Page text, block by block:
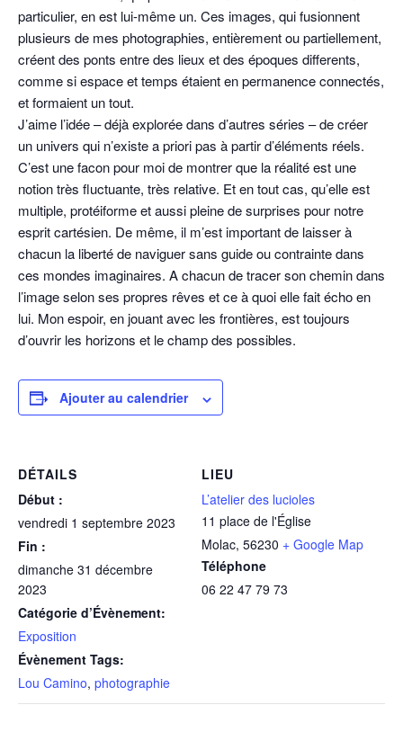
particulier, en est lui-même un. Ces images, qui fusionnent
plusieurs de mes photographies, entièrement ou partiellement,
créent des ponts entre des lieux et des époques differents,
comme si espace et temps étaient en permanence connectés,
et formaient un tout.
J’aime l’idée – déjà explorée dans d’autres séries – de créer
un univers qui n’existe a priori pas à partir d’éléments réels.
C’est une facon pour moi de montrer que la réalité est une
notion très fluctuante, très relative. Et en tout cas, qu’elle est
multiple, protéiforme et aussi pleine de surprises pour notre
esprit cartésien. De même, il m’est important de laisser à
chacun la liberté de naviguer sans guide ou contrainte dans
ces mondes imaginaires. A chacun de tracer son chemin dans
l’image selon ses propres rêves et ce à quoi elle fait écho en
lui. Mon espoir, en jouant avec les frontières, est toujours
d’ouvrir les horizons et le champ des possibles.
Ajouter au calendrier
DÉTAILS
Début :
vendredi 1 septembre 2023
Fin :
dimanche 31 décembre
2023
Catégorie d’Évènement:
Exposition
Évènement Tags:
Lou Camino, photographie
LIEU
L’atelier des lucioles
11 place de l'Église
Molac, 56230 + Google Map
Téléphone
06 22 47 79 73